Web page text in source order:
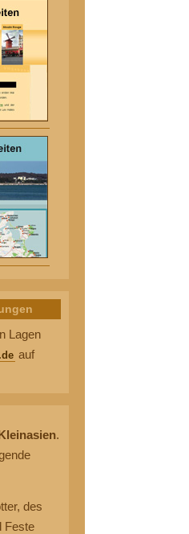
Lagen
auf
Kleinasien.
des
Feste